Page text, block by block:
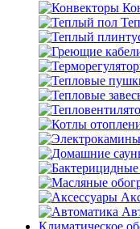
Климатическое